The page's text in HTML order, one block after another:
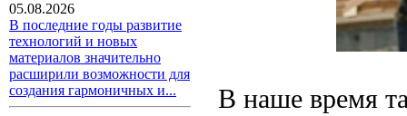
05.08.2026
В последние годы развитие
технологий и новых
материалов значительно
расширили возможности для
создания гармоничных и...
В наше время